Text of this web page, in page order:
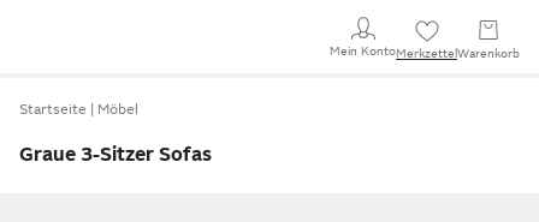
Mein KontoMerkzettel Warenkorb
Startseite Möbel
Graue 3-Sitzer Sofas